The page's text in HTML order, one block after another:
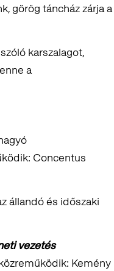
görög táncház zárja a
karszalagot,
a
Concentus
állandó és időszaki
vezetés
Kemény